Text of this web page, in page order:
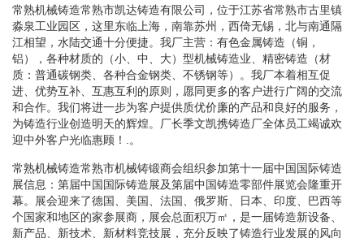
常熟机械铸造常熟市凯达铸造有限公司，位于江苏省常熟市古里镇
淼泉工业园区，这里东临上海，南靠苏州，西倚无锡，北与南通隔
江相望，水陆交通十分便捷。我厂主营：有色金属铸造（铜，
铝），各种材质的（小、中、大）型机械铸造业、精密铸造（材
质：普通碳钢类、各种合金钢类、不锈钢等）。我厂本着相互促
进、优势互补、互惠互利的原则，愿同更多的客户进行广阔的交流
和合作。我们将进一步为客户提供质优价廉的产品和良好的服务，
为铸造行业创造明天的辉煌。厂长季文凯携铸造厂全体员工竭诚欢
迎中外客户光临惠顾！.。
常熟机械铸造常熟市机械铸锻商会组织参加第十一届中国国际铸造
展信息：第届中国国际铸造展及第届中国铸造零部件展览会隆重开
幕。展会迎来了德国、美国、法国、俄罗斯、日本、印度、巴西等
个国家和地区的家参展商，展会总面积万㎡，是一届铸造新设备、
新产品、新技术、新材料竞技展，充分反映了铸造行业发展的风向